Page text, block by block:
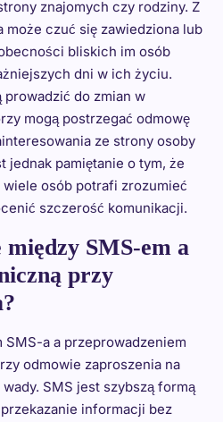
znajomych czy rodziny. Z
może czuć się zawiedziona lub
bliskich im osób
dni w ich życiu.
do zmian w
mogą postrzegać odmowę
ze strony osoby
jednak pamiętanie o tym, że
osób potrafi zrozumieć
szczerość komunikacji.
SMS-em a
przy
SMS-a a przeprowadzeniem
odmowie zaproszenia na
SMS jest szybszą formą
informacji bez